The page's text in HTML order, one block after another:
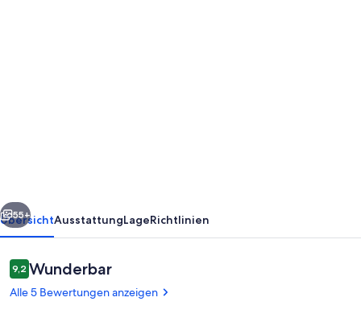
Personen
mit
großem
Swimmingpool,
Weiter
55+
ÜbersichtAusstattungLageRichtlinien
Bewertungen
9,29,2 von 10.
Wunderbar
Alle 5 Bewertungen anzeigen